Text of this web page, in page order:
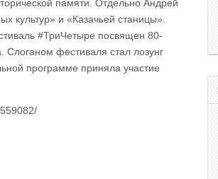
памяти. Отдельно Андрей
культур» и «Казачьей станицы».
#ТриЧетыре посвящен 80-
фестиваля стал лозунг
программе приняла участие